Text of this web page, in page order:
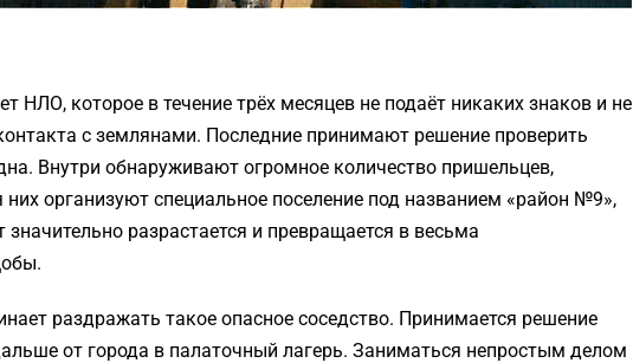
НЛО, которое в течение трёх месяцев не подаёт никаких знаков и не
с землянами. Последние принимают решение проверить
Внутри обнаруживают огромное количество пришельцев,
организуют специальное поселение под названием «район №9»,
значительно разрастается и превращается в весьма
раздражать такое опасное соседство. Принимается решение
от города в палаточный лагерь. Заниматься непростым делом